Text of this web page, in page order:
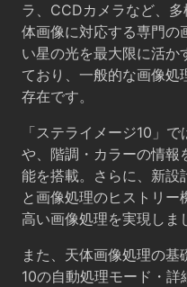
ラ、CCDカメラなど、
体画像に対応する専門の
い星の光を最大限に活か
ており、一般的な画像処
存在です。
「ステライメージ10」
や、階調・カラーの情報
能を搭載。さらに、新設
と画像処理のヒストリ
高い画像処理を実現しま
また、天体画像処理の
10の自動処理モード・